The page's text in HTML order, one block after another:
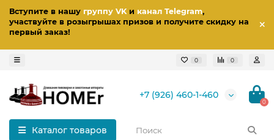
Вступите в нашу группу VKи канал Telegram,
участвуйте в розыгрышах призов и получите скидку на
первый заказ!
0 0
+7 (926) 460-1-460
0
Каталог товаров